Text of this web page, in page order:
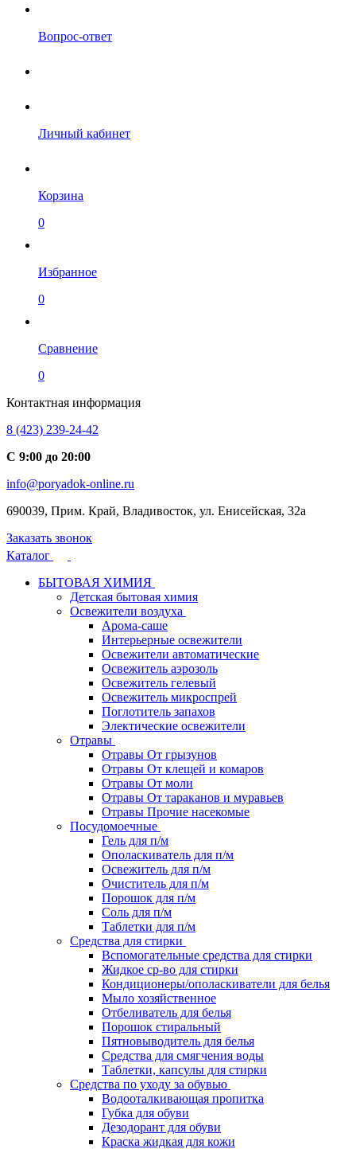
Вопрос-ответ
Личный кабинет
Корзина
0
Избранное
0
Сравнение
0
Контактная информация
8 (423) 239-24-42
С 9:00 до 20:00
info@poryadok-online.ru
690039, Прим. Край, Владивосток, ул. Енисейская, 32а
Заказать звонок
Каталог
БЫТОВАЯ ХИМИЯ
Детская бытовая химия
Освежители воздуха
Арома-саше
Интерьерные освежители
Освежители автоматические
Освежитель аэрозоль
Освежитель гелевый
Освежитель микроспрей
Поглотитель запахов
Электические освежители
Отравы
Отравы От грызунов
Отравы От клещей и комаров
Отравы От моли
Отравы От тараканов и муравьев
Отравы Прочие насекомые
Посудомоечные
Гель для п/м
Ополаскиватель для п/м
Освежитель для п/м
Очиститель для п/м
Порошок для п/м
Соль для п/м
Таблетки для п/м
Средства для стирки
Вспомогательные средства для стирки
Жидкое ср-во для стирки
Кондиционеры/ополаскиватели для белья
Мыло хозяйственное
Отбеливатель для белья
Порошок стиральный
Пятновыводитель для белья
Средства для смягчения воды
Таблетки, капсулы для стирки
Средства по уходу за обувью
Водооталкивающая пропитка
Губка для обуви
Дезодорант для обуви
Краска жидкая для кожи